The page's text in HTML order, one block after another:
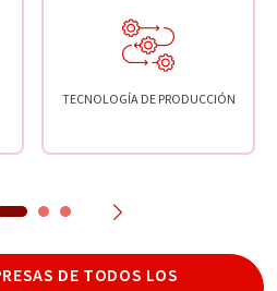
TECNOLOGÍA DE PRODUCCIÓN
DE TODOS LOS